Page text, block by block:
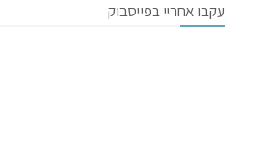
עקבו אחריי בפייסבוק